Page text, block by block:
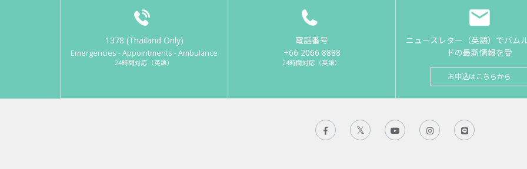
1378 (Thailand Only)
Emergencies - Appointments - Ambulance
24時間対応（英語）
電話番号
+66 2066 8888
24時間対応（英語）
ニュースレター（英語）でバム
ドの最新情報を受
お申込はこちらから